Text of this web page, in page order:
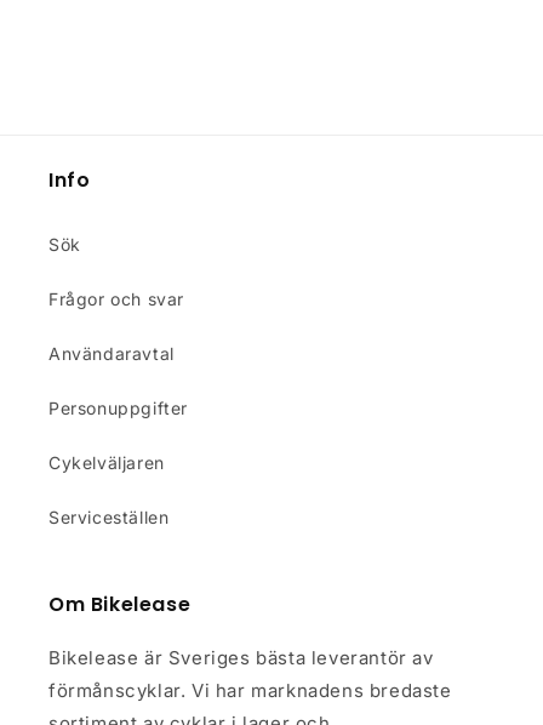
Info
Sök
Frågor och svar
Användaravtal
Personuppgifter
Cykelväljaren
Serviceställen
Om Bikelease
Bikelease är Sveriges bästa leverantör av
förmånscyklar. Vi har marknadens bredaste